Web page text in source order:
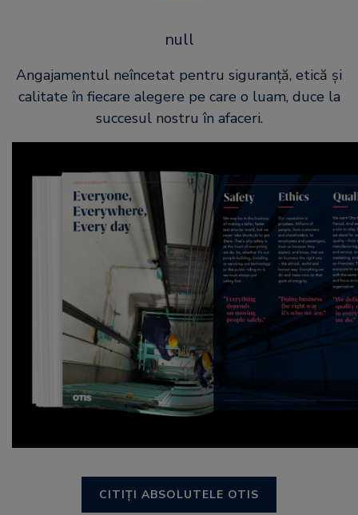
null
Angajamentul neîncetat pentru siguranţă, etică şi
calitate în fiecare alegere pe care o luam, duce la
succesul nostru în afaceri.
CITIȚI ABSOLUTELE OTIS